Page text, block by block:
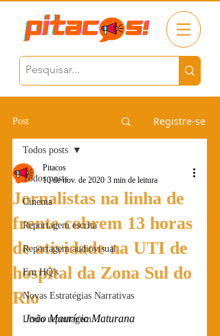
Post Registre-se
Todos posts
Cinema
Reportagem escrita
Reportagem audiovisual
Em HQ's
Novas Estratégias Narrativas
Livro reportagem
Todos posts
Jornalistas na linha de
frente cobrem 13 horas
de atividade na UTI de
hospital da Zona Sul do
Rio
Pitacos
10 de nov. de 2020 3 min de leitura
João Maurício Maturana